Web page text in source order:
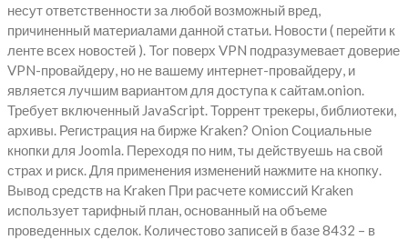
несут ответственности за любой возможный вред,
причиненный материалами данной статьи. Новости ( перейти к
ленте всех новостей ). Tor поверх VPN подразумевает доверие
VPN-провайдеру, но не вашему интернет-провайдеру, и
является лучшим вариантом для доступа к сайтам.onion.
Требует включенный JavaScript. Торрент трекеры, библиотеки,
архивы. Регистрация на бирже Kraken? Onion Социальные
кнопки для Joomla. Переходя по ним, ты действуешь на свой
страх и риск. Для применения изменений нажмите на кнопку.
Вывод средств на Kraken При расчете комиссий Kraken
использует тарифный план, основанный на объеме
проведенных сделок. Количестово записей в базе 8432 – в